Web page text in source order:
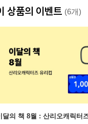
상품의 이벤트 (6개)
달의 책 8월 : 산리오캐릭터